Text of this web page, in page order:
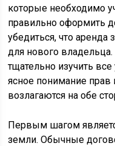
которые необходимо
правильно оформить
убедиться, что аренда
для нового
тщательно изучить
ясное понимание прав
возлагаются на обе
Первым шагом
земли. Обычные